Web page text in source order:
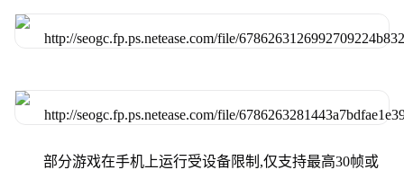
部分游戏在手机上运行受设备限制,仅支持最高30帧或